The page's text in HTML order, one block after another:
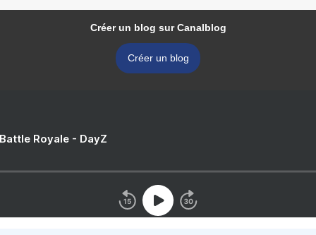
Créer un blog sur Canalblog
Créer un blog
Royale - DayZ